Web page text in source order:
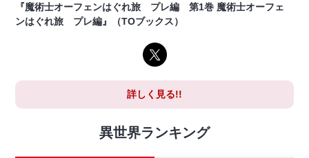
『魔術士オーフェンはぐれ旅 プレ編 第1巻 魔術士オーフェ
ンはぐれ旅 プレ編』（TOブックス）
詳しく見る!!
異世界ランキング